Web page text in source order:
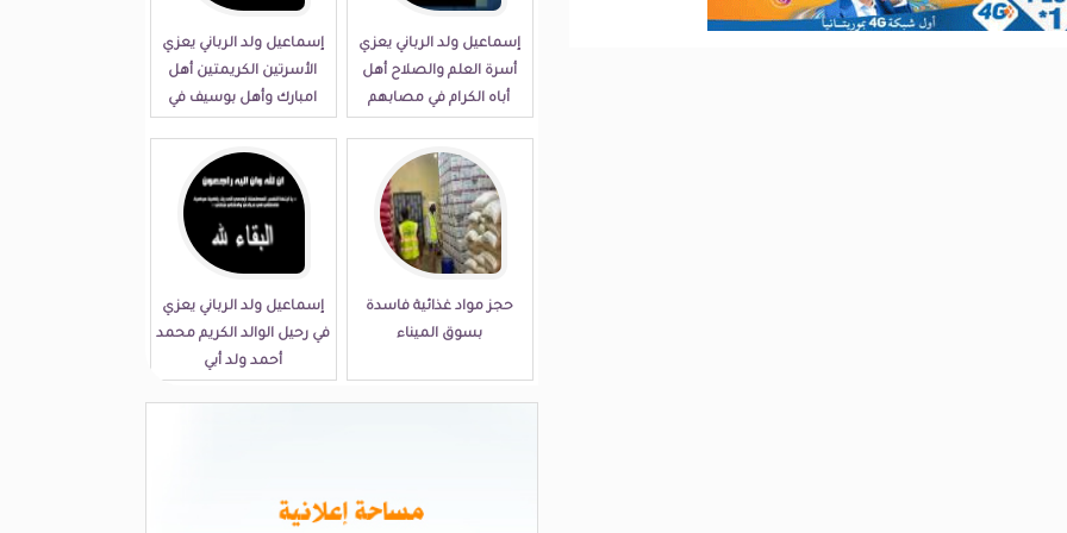
إسماعيل ولد الرباني يعزي
أسرة العلم والصلاح أهل
أباه الكرام في مصابهم
إسماعيل ولد الرباني يعزي
الأسرتين الكريمتين أهل
امبارك وأهل بوسيف في
حجز مواد غذائية فاسدة
بسوق الميناء
إسماعيل ولد الرباني يعزي
في رحيل الوالد الكريم محمد
أحمد ولد أبي